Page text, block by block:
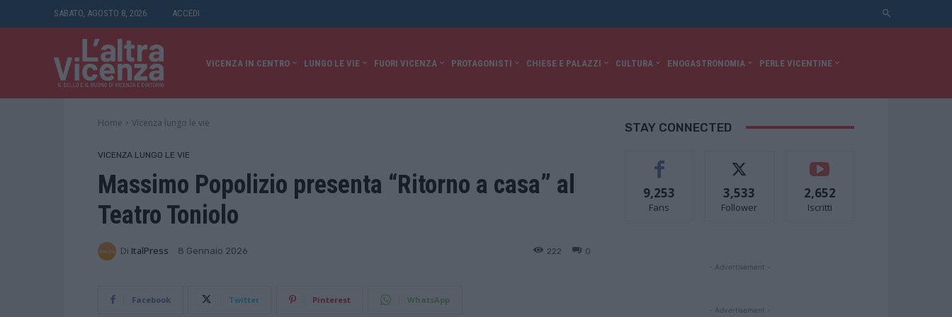
SABATO, AGOSTO 8, 2026 ACCEDI
VICENZA IN CENTRO LUNGO LE VIE FUORI VICENZA PROTAGONISTI CHIESE E PALAZZI CULTURA ENOGASTRONOMIA PERLE VICENTINE
Home Vicenza lungo le vie
VICENZA LUNGO LE VIE
Massimo Popolizio presenta “Ritorno a casa” al
Teatro Toniolo
Di ItalPress 8 Gennaio 2026 0
222
Facebook Twitter Pinterest WhatsApp
STAY CONNECTED
9,253
Fans
3,533
Follower
2,652
Iscritti
- Advertisement -
- Advertisement -